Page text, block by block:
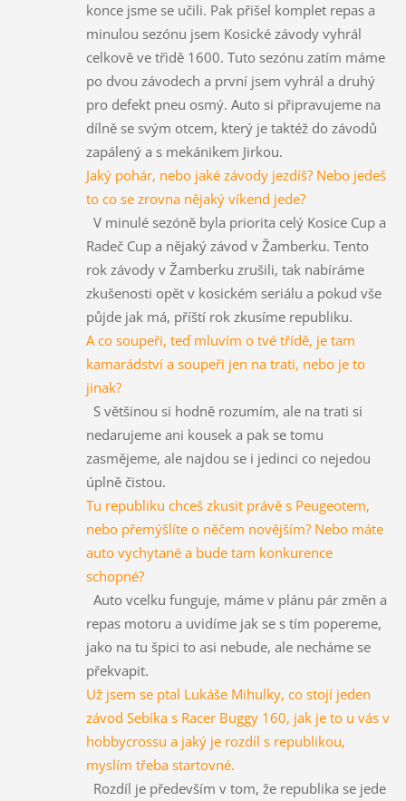
konce jsme se učili. Pak přišel komplet repas a
minulou sezónu jsem Kosické závody vyhrál
celkově ve třìdě 1600. Tuto sezónu zatím máme
po dvou závodech a první jsem vyhrál a druhý
pro defekt pneu osmý. Auto si připravujeme na
dílně se svým otcem, který je taktéž do závodů
zapálený a s mekánikem Jirkou.
Jaký pohár, nebo jaké závody jezdíš? Nebo jedeš
to co se zrovna nějaký víkend jede?
V minulé sezóně byla priorita celý Kosice Cup a
Radeč Cup a nějaký závod v Žamberku. Tento
rok závody v Žamberku zrušili, tak nabíráme
zkušenosti opět v kosickém seriálu a pokud vše
půjde jak má, příští rok zkusíme republiku.
A co soupeři, teď mluvím o tvé třídě, je tam
kamarádství a soupeři jen na trati, nebo je to
jinak?
S většinou si hodně rozumím, ale na trati si
nedarujeme ani kousek a pak se tomu
zasmějeme, ale najdou se i jedinci co nejedou
úplně čistou.
Tu republiku chceš zkusit právě s Peugeotem,
nebo přemýšlíte o něčem novějším? Nebo máte
auto vychytané a bude tam konkurence
schopné?
Auto vcelku funguje, máme v plánu pár změn a
repas motoru a uvidíme jak se s tím popereme,
jako na tu špici to asi nebude, ale necháme se
překvapit.
Už jsem se ptal Lukáše Mihulky, co stojí jeden
závod Sebíka s Racer Buggy 160, jak je to u vás v
hobbycrossu a jaký je rozdíl s republikou,
myslím třeba startovné.
Rozdíl je především v tom, že republika se jede